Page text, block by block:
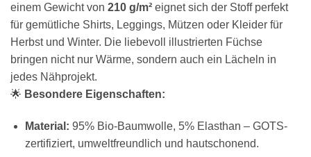
einem Gewicht von 210 g/m² eignet sich der Stoff perfekt
für gemütliche Shirts, Leggings, Mützen oder Kleider für
Herbst und Winter. Die liebevoll illustrierten Füchse
bringen nicht nur Wärme, sondern auch ein Lächeln in
jedes Nähprojekt.
🌟 Besondere Eigenschaften:
Material: 95% Bio-Baumwolle, 5% Elasthan – GOTS-
zertifiziert, umweltfreundlich und hautschonend.